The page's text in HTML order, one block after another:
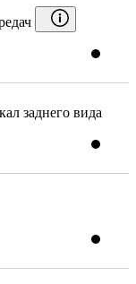
заднего вида